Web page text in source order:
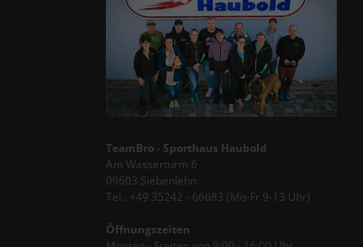
TeamBro - Sporthaus Haubold
Am Wasserturm 6
09603 Siebenlehn
Tel.: +49 35242 - 66683 (Mo-Fr 9-13 Uhr)
Öffnungszeiten